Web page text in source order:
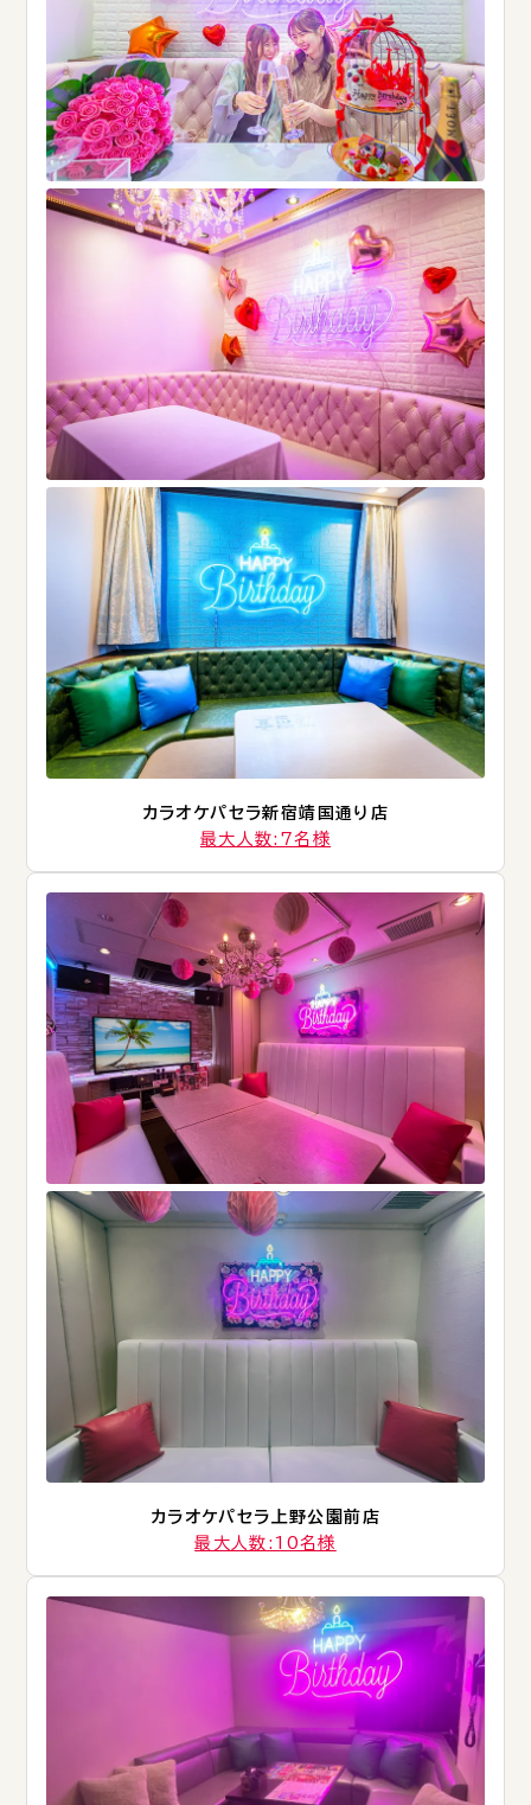
カラオケパセラ新宿靖国通り店
最大人数:7名様
カラオケパセラ上野公園前店
最大人数:10名様